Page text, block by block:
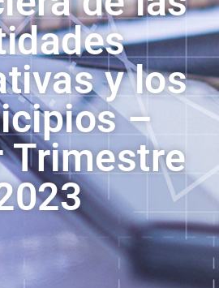
y los
–
Trimestre